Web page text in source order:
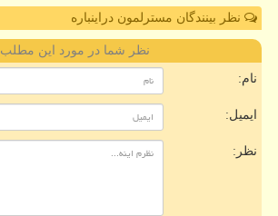
نظر بینندگان مسترلمون دراینباره
نظر شما در مورد این مطلب
نام:
ایمیل:
نظر: